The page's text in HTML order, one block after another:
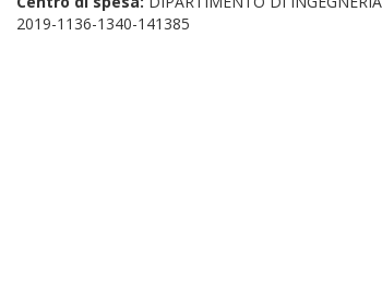
2019-1136-1340-141385